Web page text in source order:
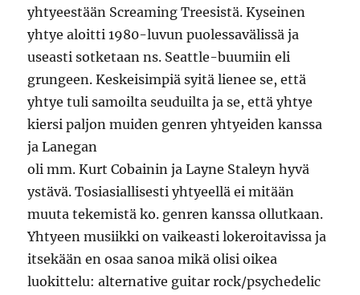
yhtyeestään Screaming Treesistä. Kyseinen
yhtye aloitti 1980-luvun puolessavälissä ja
useasti sotketaan ns. Seattle-buumiin eli
grungeen. Keskeisimpiä syitä lienee se, että
yhtye tuli samoilta seuduilta ja se, että yhtye
kiersi paljon muiden genren yhtyeiden kanssa
ja Lanegan
oli mm. Kurt Cobainin ja Layne Staleyn hyvä
ystävä. Tosiasiallisesti yhtyeellä ei mitään
muuta tekemistä ko. genren kanssa ollutkaan.
Yhtyeen musiikki on vaikeasti lokeroitavissa ja
itsekään en osaa sanoa mikä olisi oikea
luokittelu: alternative guitar rock/psychedelic